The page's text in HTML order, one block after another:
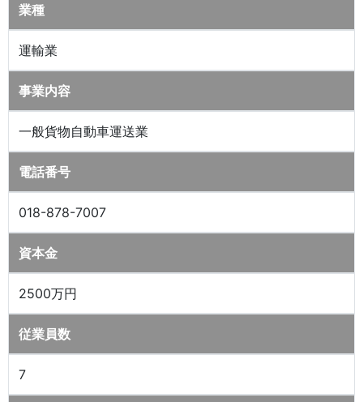
業種
運輸業
事業内容
一般貨物自動車運送業
電話番号
018-878-7007
資本金
2500万円
従業員数
7